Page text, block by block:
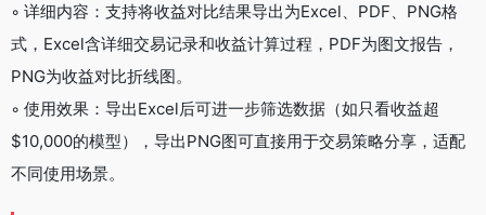
◦ 详细内容：支持将收益对比结果导出为Excel、PDF、PNG格
式，Excel含详细交易记录和收益计算过程，PDF为图文报告，
PNG为收益对比折线图。
◦ 使用效果：导出Excel后可进一步筛选数据（如只看收益超
$10,000的模型），导出PNG图可直接用于交易策略分享，适配
不同使用场景。